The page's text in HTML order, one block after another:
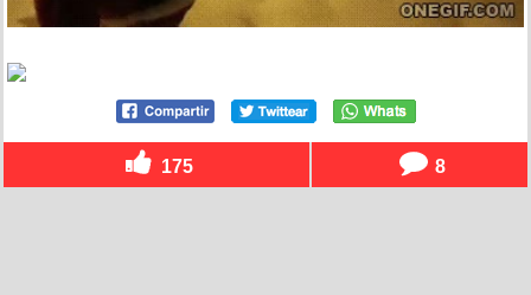
175 8